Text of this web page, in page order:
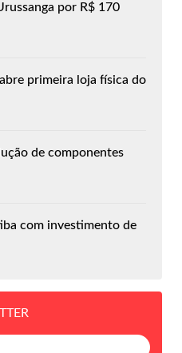
por R$ 170
primeira loja física do
de componentes
com investimento de